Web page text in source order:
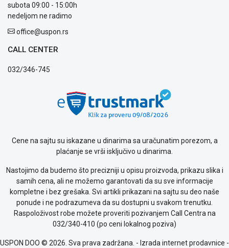
subota 09:00 - 15:00h
nedeljom ne radimo
office@uspon.rs
CALL CENTER
032/346-745
Cene na sajtu su iskazane u dinarima sa uračunatim porezom, a
plaćanje se vrši isključivo u dinarima.
Nastojimo da budemo što precizniji u opisu proizvoda, prikazu slika i
samih cena, ali ne možemo garantovati da su sve informacije
kompletne i bez grešaka. Svi artikli prikazani na sajtu su deo naše
ponude i ne podrazumeva da su dostupni u svakom trenutku.
Raspoloživost robe možete proveriti pozivanjem Call Centra na
032/340-410 (po ceni lokalnog poziva)
USPON DOO © 2026. Sva prava zadržana. - Izrada internet prodavnice -